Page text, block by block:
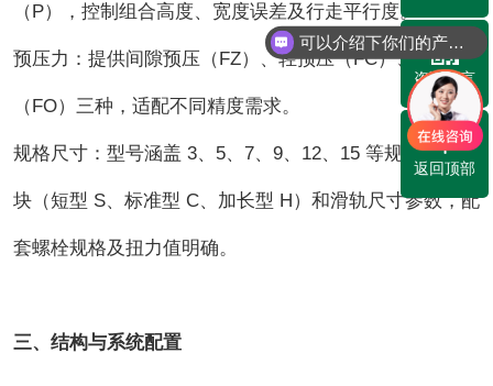
（P），控制组合高度、宽度误差及行走平行度。
预压力：提供间隙预压（FZ）、轻预压（FC）、中预压
（FO）三种，适配不同精度需求。
规格尺寸：型号涵盖 3、5、7、9、12、15 等规格，含滑
块（短型 S、标准型 C、加长型 H）和滑轨尺寸参数，配
套螺栓规格及扭力值明确。
三、结构与系统配置
咨询留言
返回顶部
可以介绍下你们的产品么？